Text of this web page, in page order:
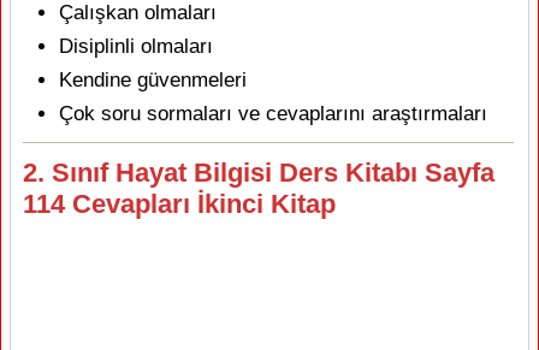
Çalışkan olmaları
Disiplinli olmaları
Kendine güvenmeleri
Çok soru sormaları ve cevaplarını araştırmaları
2. Sınıf Hayat Bilgisi Ders Kitabı Sayfa
114 Cevapları İkinci Kitap